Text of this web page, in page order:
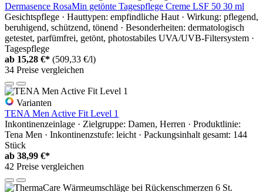
Dermasence RosaMin getönte Tagespflege Creme LSF 50 30 ml
Gesichtspflege · Hauttypen: empfindliche Haut · Wirkung: pflegend,
beruhigend, schützend, tönend · Besonderheiten: dermatologisch
getestet, parfümfrei, getönt, photostabiles UVA/UVB-Filtersystem ·
Tagespflege
ab 15,28 €* (509,33 €/l)
34 Preise vergleichen
Varianten
TENA Men Active Fit Level 1
Inkontinenzeinlage · Zielgruppe: Damen, Herren · Produktlinie:
Tena Men · Inkontinenzstufe: leicht · Packungsinhalt gesamt: 144
Stück
ab 38,99 €*
42 Preise vergleichen